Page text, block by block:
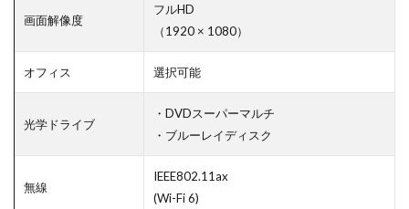
画面解像度
フルHD
（1920 × 1080）
オフィス 選択可能
光学ドライブ
・DVDスーパーマルチ
・ブルーレイディスク
無線
IEEE802.11ax
(Wi-Fi 6)